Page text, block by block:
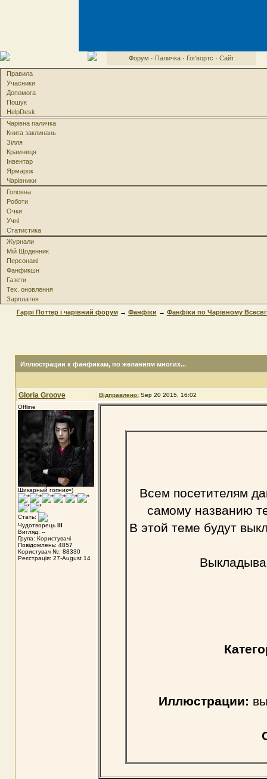
Форум · Паличка· Гоґвортс · Сайт
Правила
Учасники
Допомога
Пошук
HelpDesk
Чарівна паличка
Книга заклинань
Зілля
Крамниця
Інвентар
Ярмарок
Чарівники
Головна
Роботи
Очки
Учні
Статистика
Журнали
Мій Щоденник
Персонажі
Фанфикшн
Газети
Тех. оновлення
Зарплатня
Гаррі Поттер і чарівний форум→ Фанфіки → Фанфіки по Чарівному
Иллюстрации к фанфикам, по желаниям многих...
Gloria Groove Відправлено: Sep 20 2015, 16:02
Offline
Шикарный гопник=)
Стать:
Чудотворець III
Вигляд: --
Група: Користувачі
Повідомлень: 4857
Користувач №: 88330
Реєстрація: 27-August 14
Всем посетителям
самому названию
В этой теме будут
Иллюстрации: